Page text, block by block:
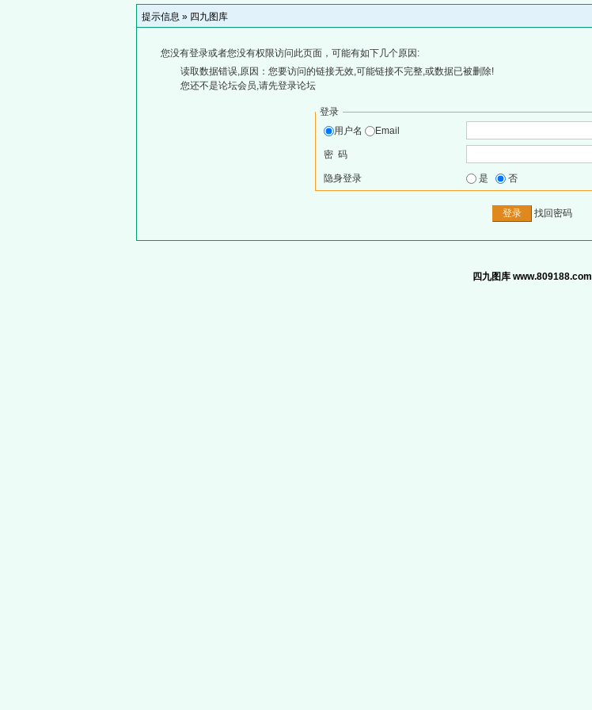
提示信息 » 四九图库
您没有登录或者您没有权限访问此页面，可能有如下几个原因:
读取数据错误,原因：您要访问的链接无效,可能链接不完整,或数据已被删除!
您还不是论坛会员,请先登录论坛
登录
用户名
Email
密 码
隐身登录 是 否
找回密码
四九图库 www.809188.com